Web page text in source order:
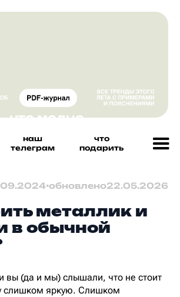
наш
телеграм
что
подарить
•обновлено22.05.2026
металлик и
в обычной
вы (да и мы) слышали, что не стоит
слишком яркую. Слишком